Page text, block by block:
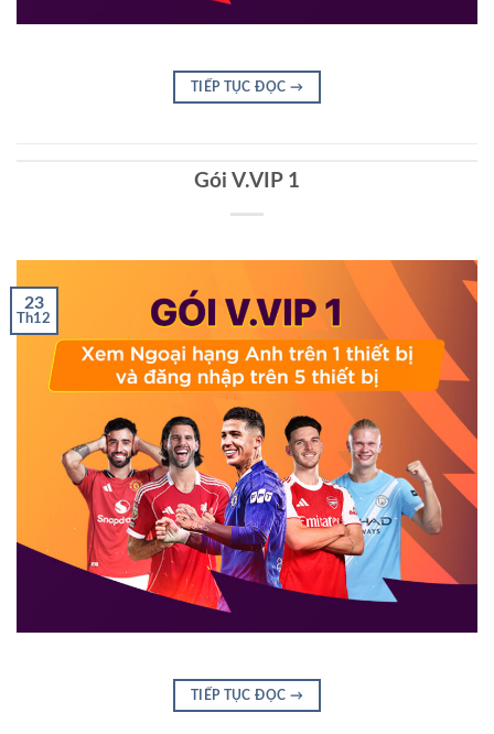
TIẾP TỤC ĐỌC →
Gói V.VIP 1
23
Th12
TIẾP TỤC ĐỌC →